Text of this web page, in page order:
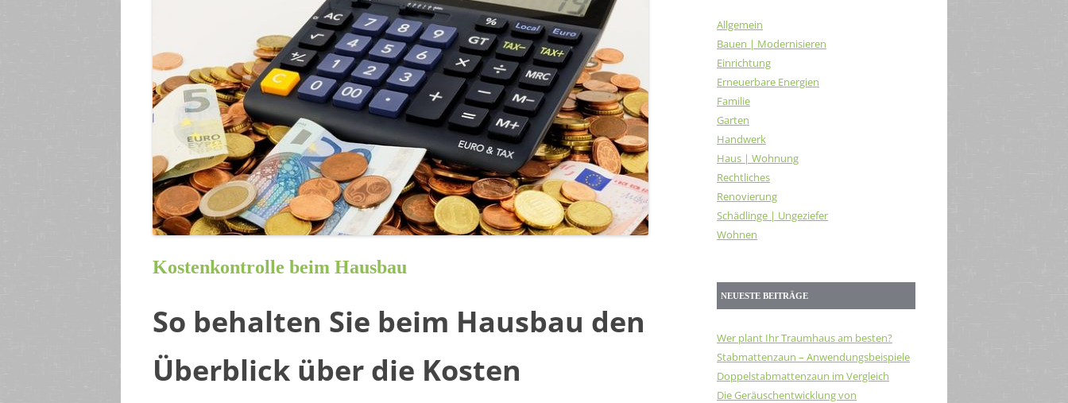
Kostenkontrolle beim Hausbau
So behalten Sie beim Hausbau den
Überblick über die Kosten
Allgemein
Bauen | Modernisieren
Einrichtung
Erneuerbare Energien
Familie
Garten
Handwerk
Haus | Wohnung
Rechtliches
Renovierung
Schädlinge | Ungeziefer
Wohnen
NEUESTE BEITRÄGE
Wer plant Ihr Traumhaus am besten?
Stabmattenzaun – Anwendungsbeispiele
Doppelstabmattenzaun im Vergleich
Die Geräuschentwicklung von